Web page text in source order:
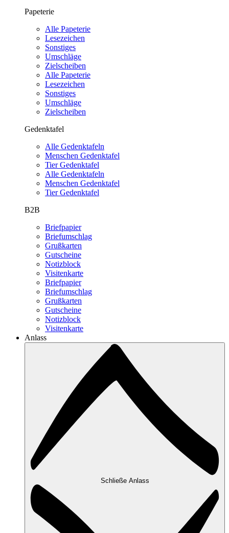
Papeterie
Alle Papeterie
Lesezeichen
Sonstiges
Umschläge
Zielscheiben
Alle Papeterie
Lesezeichen
Sonstiges
Umschläge
Zielscheiben
Gedenktafel
Alle Gedenktafeln
Menschen Gedenktafel
Tier Gedenktafel
Alle Gedenktafeln
Menschen Gedenktafel
Tier Gedenktafel
B2B
Briefpapier
Briefumschlag
Grußkarten
Gutscheine
Notizblock
Visitenkarte
Briefpapier
Briefumschlag
Grußkarten
Gutscheine
Notizblock
Visitenkarte
Anlass
Schließe Anlass